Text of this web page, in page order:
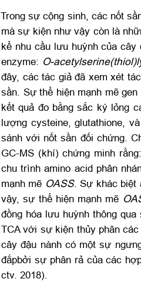
Trong sự cộng sinh, các nốt
mà sự kiện như vậy còn là
kể nhu cầu lưu huỳnh của
enzyme: O-
đây, các tác giả đã xem xét
sần. Sự thể hiện mạnh mẽ gen
kết quả đo bằng sắc ký lỏng
lượng cysteine, glutathione,
sánh với nốt sần đối chứng.
GC-MS (khí) chứng minh
chu trình amino acid phân
mạnh mẽ OASS. Sự khác biệt
vậy, sự thể hiện mạnh mẽ
đồng hóa lưu huỳnh thông
TCA với sự kiện thủy phân
cây đậu nành có một sự
đắpbởi sự phân rả của các
ctv. 2018).